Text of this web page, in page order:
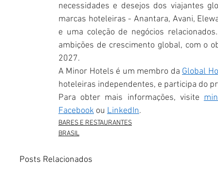
necessidades e desejos dos viajantes
marcas hoteleiras - Anantara, Avani,
e uma coleção de negócios
ambições de crescimento global, com o
2027.
A Minor Hotels é um membro da Global
hoteleiras independentes, e participa do
Para obter mais informações, visite
Facebook ou LinkedIn.
BARES E RESTAURANTES
BRASIL
Posts Relacionados